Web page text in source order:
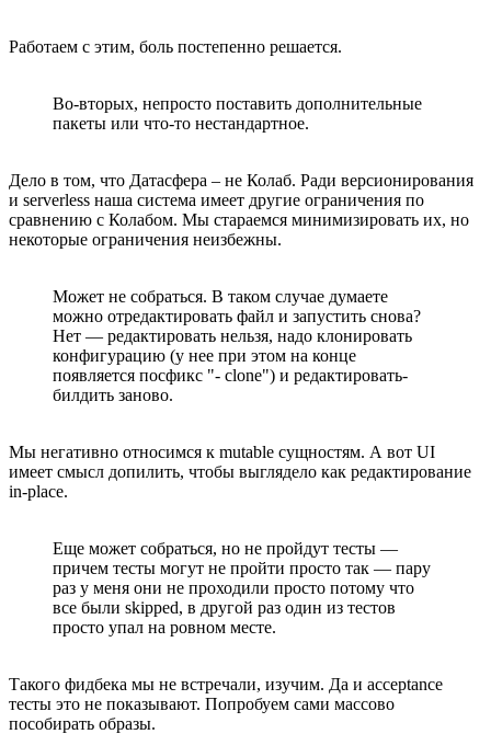
Работаем с этим, боль постепенно решается.
Во-вторых, непросто поставить дополнительные
пакеты или что-то нестандартное.
Дело в том, что Датасфера – не Колаб. Ради версионирования
и serverless наша система имеет другие ограничения по
сравнению с Колабом. Мы стараемся минимизировать их, но
некоторые ограничения неизбежны.
Может не собраться. В таком случае думаете
можно отредактировать файл и запустить снова?
Нет — редактировать нельзя, надо клонировать
конфигурацию (у нее при этом на конце
появляется посфикс "- clone") и редактировать-
билдить заново.
Мы негативно относимся к mutable сущностям. А вот UI
имеет смысл допилить, чтобы выглядело как редактирование
in-place.
Еще может собраться, но не пройдут тесты —
причем тесты могут не пройти просто так — пару
раз у меня они не проходили просто потому что
все были skipped, в другой раз один из тестов
просто упал на ровном месте.
Такого фидбека мы не встречали, изучим. Да и acceptance
тесты это не показывают. Попробуем сами массово
пособирать образы.